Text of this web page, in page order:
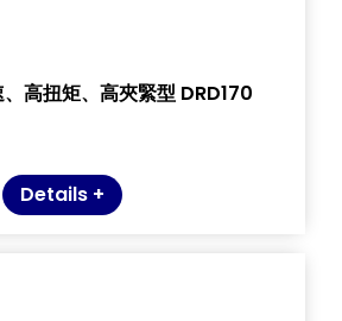
高扭矩、高夾緊型 DRD170
Details +